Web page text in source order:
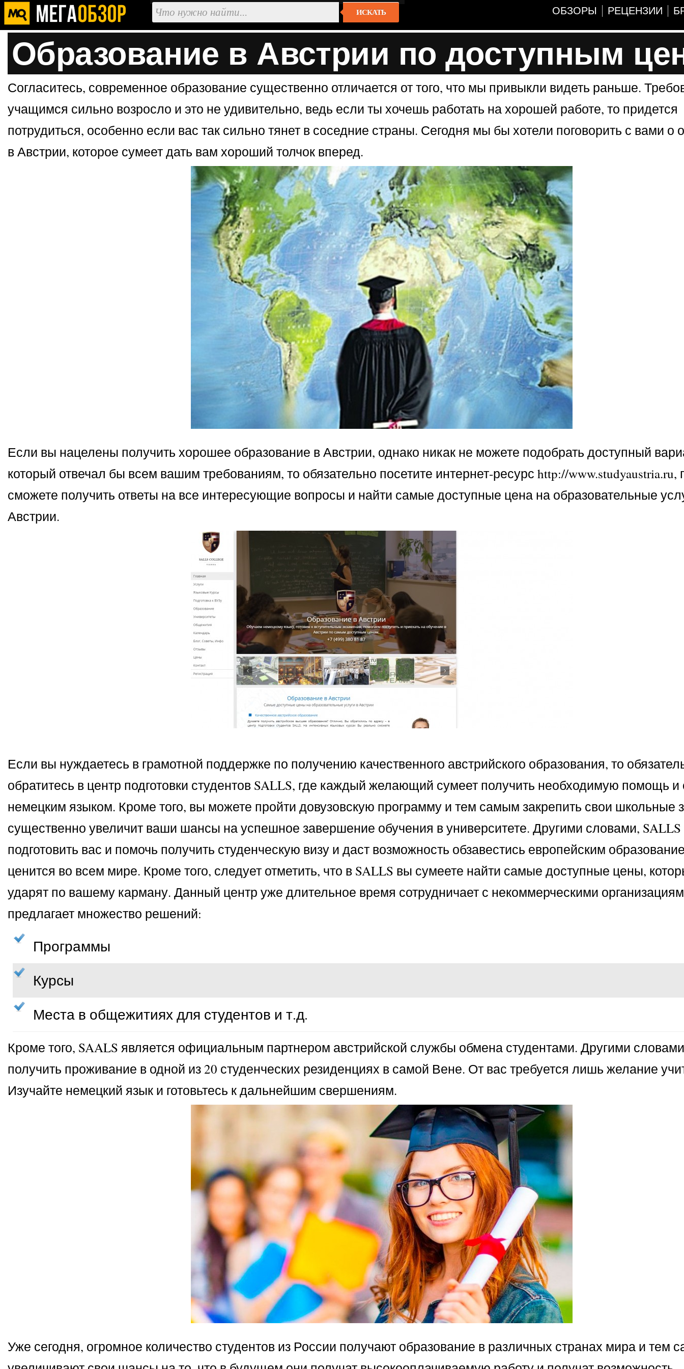
ИСКАТЬ ОБЗОРЫ РЕЦЕНЗИИ
Образование в Австрии по доступным
Согласитесь, современное образование существенно отличается от того, что мы привыкли видеть раньше.
учащимся сильно возросло и это не удивительно, ведь если ты хочешь работать на хорошей работе, то придется
потрудиться, особенно если вас так сильно тянет в соседние страны. Сегодня мы бы хотели поговорить с вами о
в Австрии, которое сумеет дать вам хороший толчок вперед.
Если вы нацелены получить хорошее образование в Австрии, однако никак не можете подобрать доступный
который отвечал бы всем вашим требованиям, то обязательно посетите интернет-ресурс http://www.studyaustria.ru,
сможете получить ответы на все интересующие вопросы и найти самые доступные цена на образовательные
Австрии.
Если вы нуждаетесь в грамотной поддержке по получению качественного австрийского образования, то
обратитесь в центр подготовки студентов SALLS, где каждый желающий сумеет получить необходимую помощь и
немецким языком. Кроме того, вы можете пройти довузовскую программу и тем самым закрепить свои школьные
существенно увеличит ваши шансы на успешное завершение обучения в университете. Другими словами, SALLS
подготовить вас и помочь получить студенческую визу и даст возможность обзавестись европейским
ценится во всем мире. Кроме того, следует отметить, что в SALLS вы сумеете найти самые доступные цены,
ударят по вашему карману. Данный центр уже длительное время сотрудничает с некоммерческими
предлагает множество решений:
Программы
Курсы
Места в общежитиях для студентов и т.д.
Кроме того, SAALS является официальным партнером австрийской службы обмена студентами. Другими
получить проживание в одной из 20 студенческих резиденциях в самой Вене. От вас требуется лишь желание
Изучайте немецкий язык и готовьтесь к дальнейшим свершениям.
Уже сегодня, огромное количество студентов из России получают образование в различных странах мира и тем